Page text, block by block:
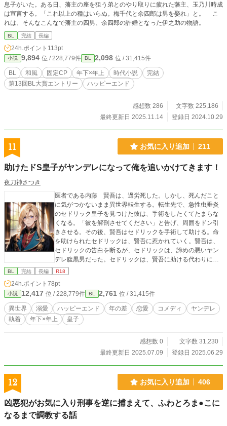
息子がいた。ある日、藩主の座を狙う弟とのやり取りに疲れた藩主、玉乃川時成
は宣言する。「これ以上の種はいらぬ。梅千代と余四郎は男を娶れ」と。 こ
れは、そんなこんなで藩主の四男、余四郎の許婚となった伊之助の物語。
BL 完結 長編
24h.ポイント 113pt
小説 9,894 位 / 228,779件 BL 2,098 位 / 31,415件
BL 和風 固定CP 年下×年上 時代小説
完結
第13回BL大賞エントリー
ハッピーエンド
感想数 286
文字数 225,186
最終更新日 2025.11.14
登録日 2024.10.29
11 お気に入り追加 211
助けたドS皇子がヤンデレになって俺を追いかけてきます！
夜刀神さつき
医者である内藤 賢吾は、過労死した。しかし、死んだこと
に気がつかないまま異世界転生する。転生先で、急性虫垂炎
のセドリック皇子を見つけた彼は、手術をしたくてたまらな
くなる。「彼を解剖させてください」と告げ、周囲をドン引
きさせる。その後、賢吾はセドリックを手術して助ける。命
を助けられたセドリックは、賢吾に惹かれていく。賢吾は、
セドリックの告白を断るが、セドリックは、諦めの悪いヤン
デレ腹黒男だった。セドリックは、賢吾に助ける代わりに何
でも言うことを聞くという約束をする。しかし、賢吾は約束
腹黒ドS皇子×頭のおかしい主人公
BL 完結 長編 R18
24h.ポイント 78pt
小説 12,417 位 / 228,779件 BL 2,761 位 / 31,415件
異世界 溺愛 ハッピーエンド 年の差 恋愛 コメディ
ヤンデレ
執着
年下×年上 皇子
感想数 0
文字数 31,230
最終更新日 2025.07.09
登録日 2025.06.29
12 お気に入り追加 406
凶悪犯がお気に入り刑事を逆に捕まえて、ふわとろま●こに
なるまで調教する話